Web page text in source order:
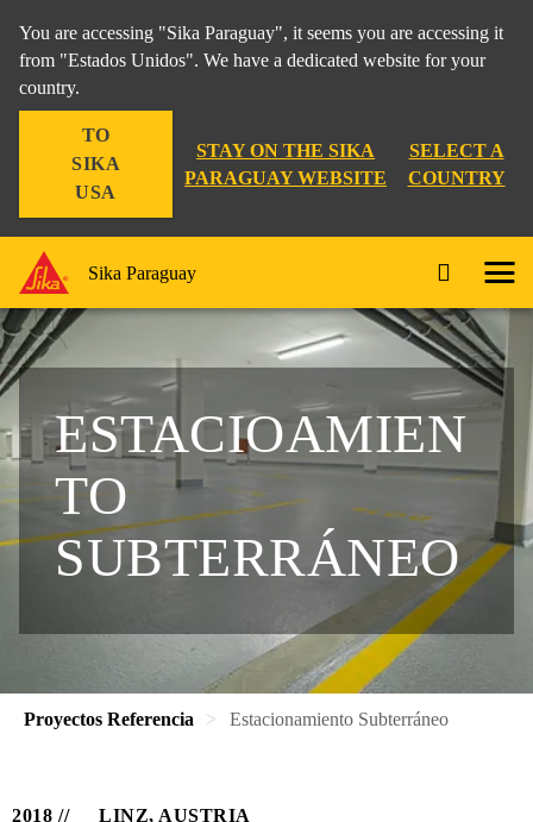
You are accessing "Sika Paraguay", it seems you are accessing it
from "Estados Unidos". We have a dedicated website for your
country.
TO
SIKA
USA
STAY ON THE SIKA
PARAGUAY WEBSITE
SELECT A
COUNTRY
Sika Paraguay
ESTACIOAMIEN
TO
SUBTERRÁNEO
Proyectos Referencia Estacionamiento Subterráneo
2018 LINZ, AUSTRIA